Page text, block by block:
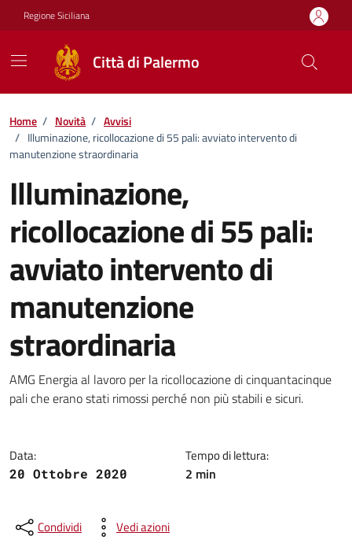
Vai ai contenuti
Vai al footer
Regione Siciliana
Città di Palermo
Home / Novità / Avvisi
/ Illuminazione, ricollocazione di 55 pali: avviato intervento di
manutenzione straordinaria
Illuminazione,
ricollocazione di 55 pali:
avviato intervento di
manutenzione
straordinaria
Dettagli della notizia
AMG Energia al lavoro per la ricollocazione di cinquantacinque
pali che erano stati rimossi perché non più stabili e sicuri.
Data:
20 Ottobre 2020
Tempo di lettura:
2 min
Condividi Vedi azioni